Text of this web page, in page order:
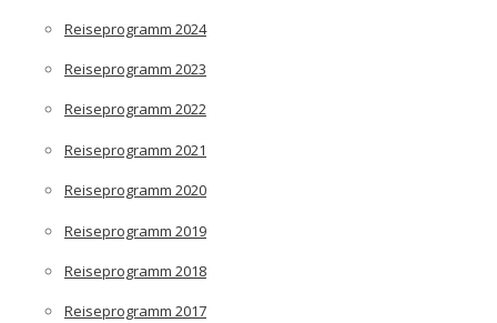
Reiseprogramm 2024
Reiseprogramm 2023
Reiseprogramm 2022
Reiseprogramm 2021
Reiseprogramm 2020
Reiseprogramm 2019
Reiseprogramm 2018
Reiseprogramm 2017